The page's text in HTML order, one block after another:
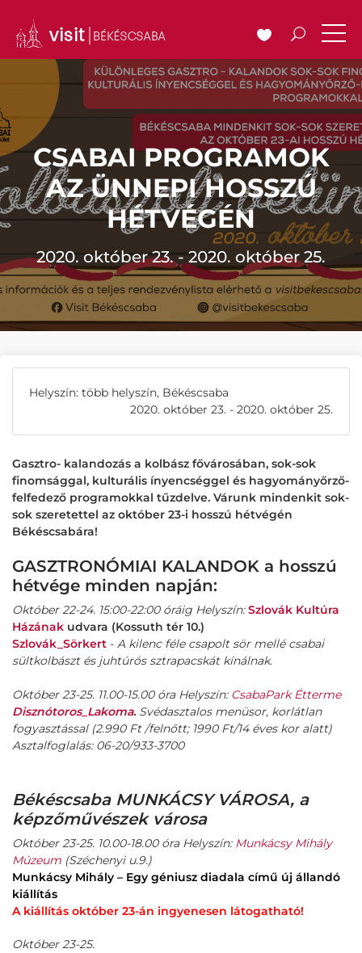
CSABAI PROGRAMOK
AZ ÜNNEPI HOSSZÚ
HÉTVÉGÉN
2020. október 23. - 2020. október 25.
Helyszín: több helyszín, Békéscsaba
2020. október 23. - 2020. október 25.
Gasztro- kalandozás a kolbász fővárosában, sok-sok
finomsággal, kulturális ínyencséggel és hagyományőrző-
felfedező programokkal tűzdelve. Várunk mindenkit sok-
sok szeretettel az október 23-i hosszú hétvégén
Békéscsabára!
GASZTRONÓMIAI KALANDOK a hosszú
hétvége minden napján:
Október 22-24. 15:00-22:00 óráig Helyszín:Szlovák Kultúra
Házának udvara (Kossuth tér 10.)
Szlovák_Sörkert - A kilenc féle csapolt sör mellé csabai
sültkolbászt és juhtúrós sztrapacskát kínálnak.
Október 23-25. 11.00-15.00 óra Helyszín: CsabaPark Étterme
Disznótoros_Lakoma. Svédasztalos menüsor, korlátlan
fogyasztással (2.990 Ft /felnőtt; 1990 Ft/14 éves kor alatt)
Asztalfoglalás: 06-20/933-3700
Békéscsaba MUNKÁCSY VÁROSA, a
képzőművészek városa
Október 23-25. 10.00-18.00 óra Helyszín: Munkácsy Mihály
Múzeum (Széchenyi u.9.)
Munkácsy Mihály – Egy géniusz diadala című új állandó
kiállítás
A kiállítás október 23-án ingyenesen látogatható!
Október 23-25.